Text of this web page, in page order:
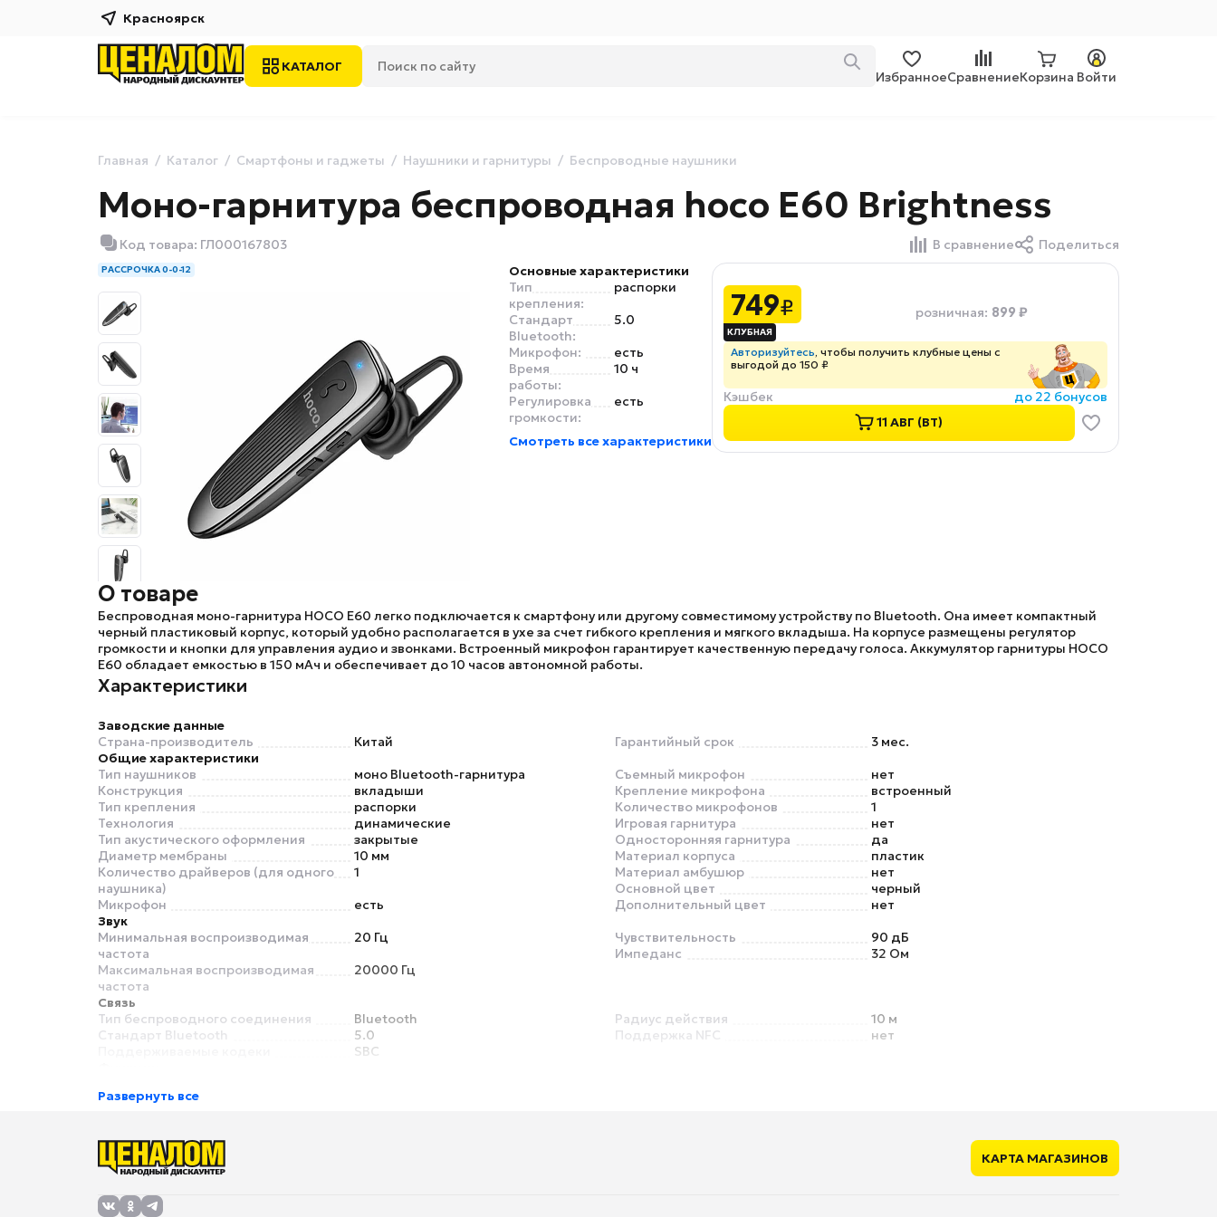
Красноярск
КАТАЛОГ
ИзбранноеСравнениеКорзина Войти
Главная Каталог Смартфоны и гаджеты Наушники и гарнитуры Беспроводные наушники
Моно-гарнитура беспроводная hoco E60 Brightness
Код товара: ГЛ000167803 В сравнение Поделиться
РАССРОЧКА 0-0-12
Основные характеристики
Тип
крепления:
распорки
Стандарт
Bluetooth:
5.0
Микрофон:
есть
Время
работы:
10 ч
Регулировка
громкости:
есть
Смотреть все характеристики
749₽ розничная: 899 ₽
Авторизуйтесь, чтобы получить клубные цены с
выгодой до 150 ₽
Кэшбек
до 22 бонусов
11 АВГ (ВТ)
О товаре
Беспроводная моно-гарнитура HOCO E60 легко подключается к смартфону или другому совместимому устройству по Bluetooth. Она имеет компактный
черный пластиковый корпус, который удобно располагается в ухе за счет гибкого крепления и мягкого вкладыша. На корпусе размещены регулятор
громкости и кнопки для управления аудио и звонками. Встроенный микрофон гарантирует качественную передачу голоса. Аккумулятор гарнитуры HOCO
E60 обладает емкостью в 150 мАч и обеспечивает до 10 часов автономной работы.
Характеристики
Заводские данные
Страна-производитель
Китай Гарантийный срок
3 мес.
Общие характеристики
Тип наушников
моно Bluetooth-гарнитура
Конструкция
вкладыши
Тип крепления
распорки
Технология
динамические
Тип акустического оформления
закрытые
Диаметр мембраны
10 мм
Количество драйверов (для одного
наушника)
1
Микрофон
есть
Съемный микрофон
нет
Крепление микрофона
встроенный
Количество микрофонов
1
Игровая гарнитура
нет
Односторонняя гарнитура
да
Материал корпуса
пластик
Материал амбушюр
нет
Основной цвет
черный
Дополнительный цвет
нет
Звук
Минимальная воспроизводимая
частота
20 Гц
Максимальная воспроизводимая
частота
20000 Гц
Чувствительность
90 дБ
Импеданс
32 Ом
Связь
Тип беспроводного соединения
Bluetooth
Стандарт Bluetooth
5.0
SBC
Радиус действия
10 м
Поддержка NFC
нет
Сенсорное управление
Подключение
Длина кабеля
Особенности
Влагозащита
Развернуть все
КАРТА МАГАЗИНОВ